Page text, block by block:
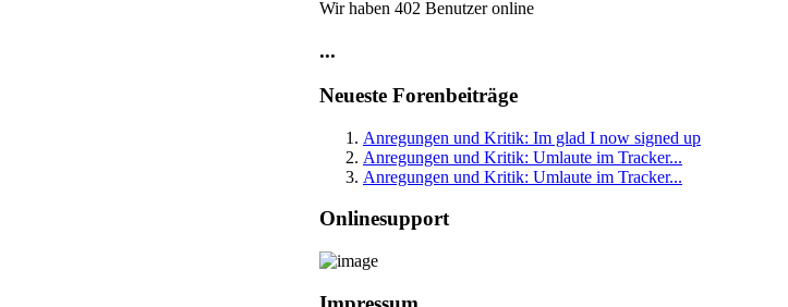
Wir haben 402 Benutzer online
...
Neueste Forenbeiträge
Anregungen und Kritik: Im glad I now signed up
Anregungen und Kritik: Umlaute im Tracker...
Anregungen und Kritik: Umlaute im Tracker...
Onlinesupport